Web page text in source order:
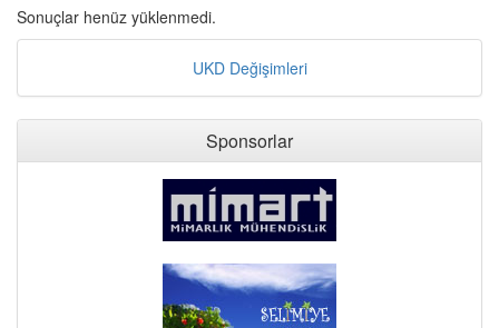
Sonuçlar henüz yüklenmedi.
UKD Değişimleri
Sponsorlar